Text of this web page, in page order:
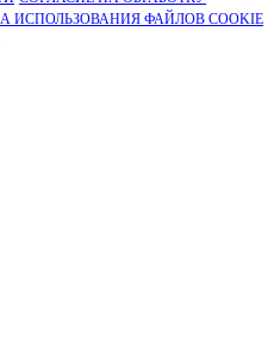
ИСПОЛЬЗОВАНИЯ ФАЙЛОВ COOKIE